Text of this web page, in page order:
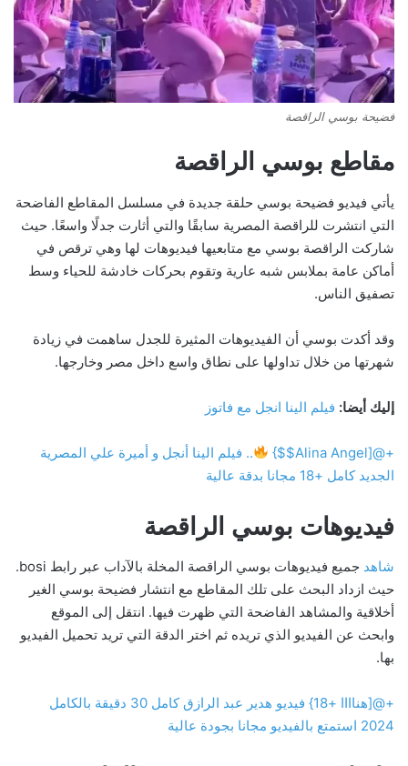
فضيحة بوسي الراقصة
مقاطع بوسي الراقصة
يأتي فيديو فضيحة بوسي حلقة جديدة في مسلسل المقاطع الفاضحة
التي انتشرت للراقصة المصرية سابقًا والتي أثارت جدلًا واسعًا. حيث
شاركت الراقصة بوسي مع متابعيها فيديوهات لها وهي ترقص في
أماكن عامة بملابس شبه عارية وتقوم بحركات خادشة للحياء وسط
تصفيق الناس.
وقد أكدت بوسي أن الفيديوهات المثيرة للجدل ساهمت في زيادة
شهرتها من خلال تداولها على نطاق واسع داخل مصر وخارجها.
إليك أيضا: فيلم الينا انجل مع فاتوز
+@[Alina Angel$$}
.. فيلم الينا أنجل و أميرة علي المصرية
الجديد كامل +18 مجانا بدقة عالية
فيديوهات بوسي الراقصة
شاهد
جميع فيديوهات بوسي الراقصة المخلة بالآداب عبر رابط bosi.
حيث ازداد البحث على تلك المقاطع مع انتشار فضيحة بوسي الغير
أخلاقية والمشاهد الفاضحة التي ظهرت فيها. انتقل إلى الموقع
وابحث عن الفيديو الذي تريده ثم اختر الدقة التي تريد تحميل الفيديو
بها.
+@[هناااا +18} فيديو هدير عبد الرازق كامل 30 دقيقة بالكامل
2024 استمتع بالفيديو مجانا بجودة عالية